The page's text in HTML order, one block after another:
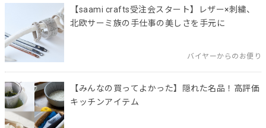
【saami crafts受注会スタート】レザー×刺繍、
北欧サーミ族の手仕事の美しさを手元に
バイヤーからのお便り
【みんなの買ってよかった】隠れた名品！高評価
キッチンアイテム